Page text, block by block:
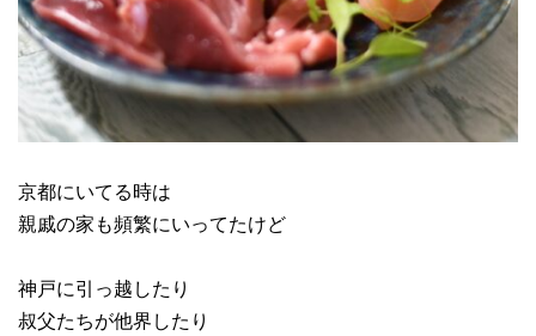
京都にいてる時は
親戚の家も頻繁にいってたけど
神戸に引っ越したり
叔父たちが他界したり